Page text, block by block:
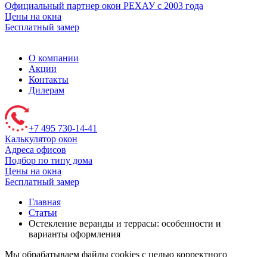
Официальный партнер окон РЕХАУ с 2003 года
Цены на окна
Бесплатный замер
О компании
Акции
Контакты
Дилерам
+7 495 730-14-41
Калькулятор окон
Адреса офисов
Подбор по типу дома
Цены на окна
Бесплатный замер
Главная
Статьи
Остекление веранды и террасы: особенности и
варианты оформления
Мы обрабатываем файлы cookies с целью корректного